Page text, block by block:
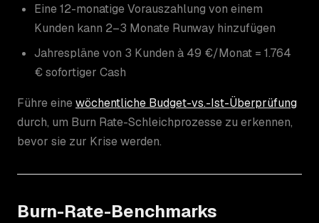
Eine 12-monatige Vorauszahlung von einem
Kunden kann 2–3 Monate Runway hinzufügen
Jahrespläne von 3 Kunden à 49 €/Monat = 1.764
€ sofortiger Cash
Führe eine wöchentliche Budget-vs.-Ist-Überprüfung
durch, um Burn Rate-Schleichprozesse zu erkennen,
bevor sie zur Krise werden.
Burn-Rate-Benchmarks